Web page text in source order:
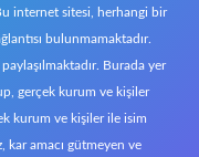
internet sitesi, herhangi bir
bulunmamaktadır.
paylaşılmaktadır. Burada yer
gerçek kurum ve kişiler
kurum ve kişiler ile isim
kar amacı gütmeyen ve